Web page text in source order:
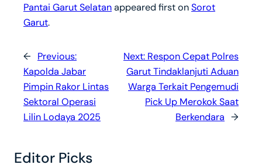
Pantai Garut Selatanappeared first onSorot
Garut.
←
Previous:
Kapolda Jabar
Pimpin Rakor Lintas
Sektoral Operasi
Lilin Lodaya 2025
Next: Respon Cepat Polres
Garut Tindaklanjuti Aduan
Warga Terkait Pengemudi
Pick Up Merokok Saat
Berkendara →
Editor Picks